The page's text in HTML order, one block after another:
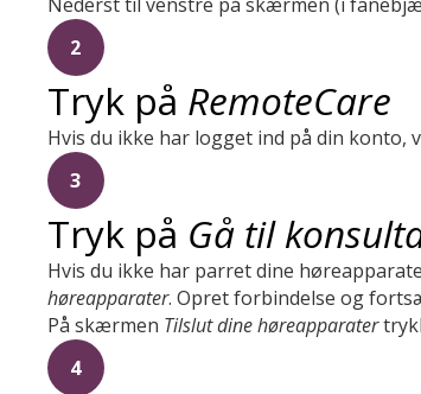
2
Tryk på RemoteCare
Hvis du ikke har logget ind på din konto,
3
Tryk på Gå til
Hvis du ikke har parret dine
høreapparater. Opret forbindelse og
På skærmen Tilslut dine høreapparater
4